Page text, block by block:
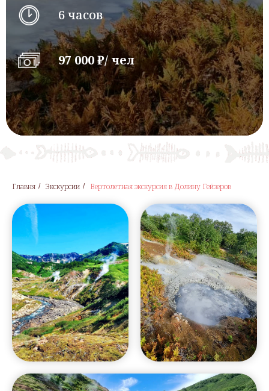
6 часов
97 000 ₽/ чел
Главня / Экскурсии / Вертолетная экскурсия в Долину Гейзеров